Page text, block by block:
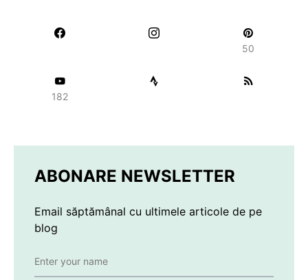
50
182
ABONARE NEWSLETTER
Email săptămânal cu ultimele articole de pe
blog